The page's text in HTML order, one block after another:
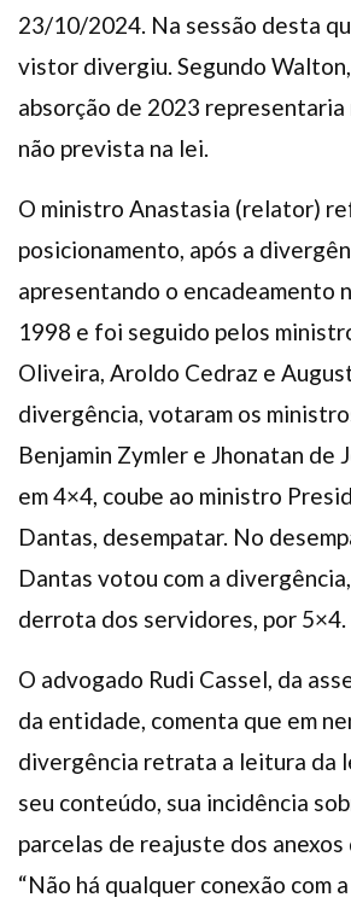
23/10/2024. Na sessão desta
vistor divergiu. Segundo
absorção de 2023
não prevista na lei.
O ministro Anastasia (relator)
posicionamento, após a
apresentando o encadeamento
1998 e foi seguido pelos
Oliveira, Aroldo Cedraz e
divergência, votaram os
Benjamin Zymler e Jhonatan de
em 4×4, coube ao ministro
Dantas, desempatar. No
Dantas votou com a
derrota dos servidores, por 5×4.
O advogado Rudi Cassel, da
da entidade, comenta que em
divergência retrata a leitura da
seu conteúdo, sua incidência
parcelas de reajuste dos anexos
“Não há qualquer conexão com